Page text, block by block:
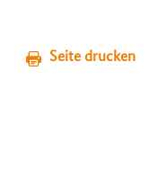
Seite drucken